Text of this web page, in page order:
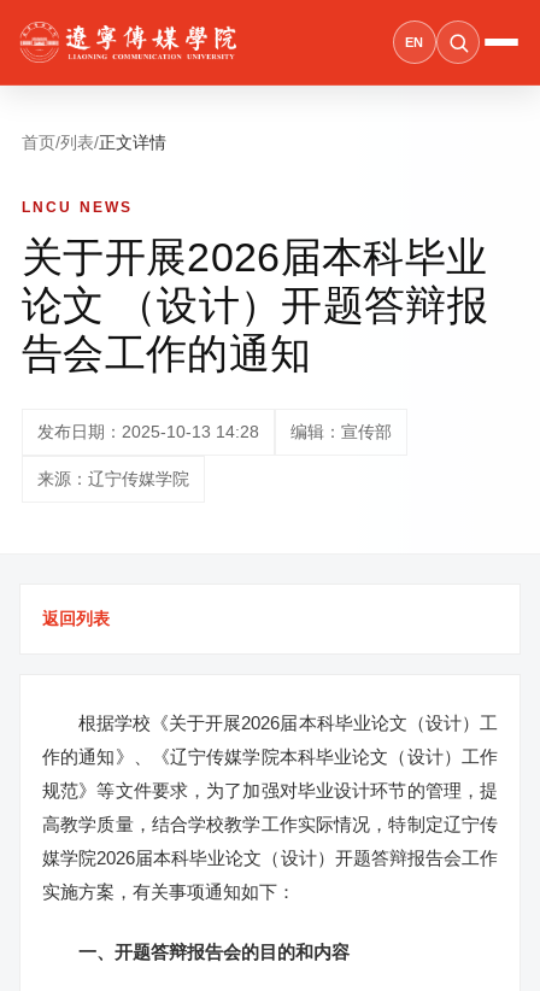
EN
首页/列表/正文详情
LNCU NEWS
关于开展2026届本科毕业
论文 （设计）开题答辩报
告会工作的通知
发布日期：2025-10-13 14:28 编辑：宣传部
来源：辽宁传媒学院
返回列表
根据学校《关于开展2026届本科毕业论文（设计）工
作的通知》、《辽宁传媒学院本科毕业论文（设计）工作
规范》等文件要求，为了加强对毕业设计环节的管理，提
高教学质量，结合学校教学工作实际情况，特制定辽宁传
媒学院2026届本科毕业论文（设计）开题答辩报告会工作
实施方案，有关事项通知如下：
一、开题答辩报告会的目的和内容